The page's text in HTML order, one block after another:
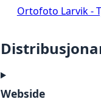
Ortofoto Larvik -
Webside